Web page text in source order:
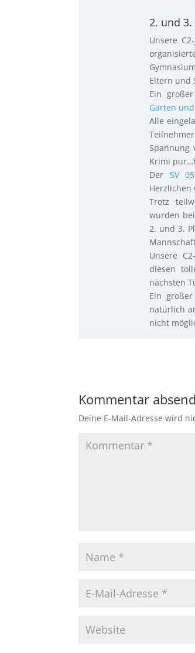
2. und
Unsere
Eltern und
Ein
Garten
Alle
Spannung
Krimi
Der SV
Trotz
wurden
2. und 3.
Unsere
diesen
nächsten
Ein
natürlich
nicht
Kommentar
Deine E-Mail-Adresse wird